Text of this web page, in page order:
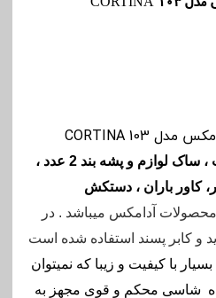
شامل : کالسکه ، کریر، کریکات ، ساک لوازم و پشه بند 2 عدد ،
کاور باران ، دستکش
محصولات آدامکس میباشد . در
و کابر پسند استفاده شده است
با کیفیت و زیبا که نمیتوان
شاسی محکم و قوی مجهز به